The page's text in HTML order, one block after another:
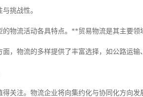
挑战性。
的物流活动各具特点。**贸易物流是其主要
面，物流的多样提供了丰富选择，如公路运
得关注。物流企业将向集约化与协同化方向